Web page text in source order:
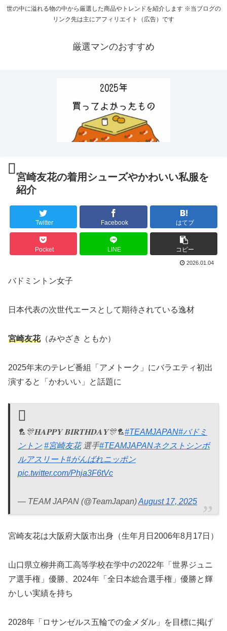
世の中に溢れる物の中から厳選した商品やトレンドを紹介します ※当ブログの
リンク先は主にアフィリエイト（広告）です
厳選マンのおすすめ
宮崎友花の着用シューズやかわいい私服を
紹介
Twitter Facebook はてブ
Pocket LINE コピー
2026.01.04
バドミントン女子
日本代表の次世代エースとして期待されている逸材
宮崎友花（みやざき ともか）
2025年末のテレビ番組「アメトーク」にバラエティ初出
演すると「かわいい」と話題に
🏸🎊𝐇𝐀𝐏𝐏𝐘 𝐁𝐈𝐑𝐓𝐇𝐃𝐀𝐘🎊🏸#TEAMJAPAN#バドミ
ントン #宮崎友花選手#TEAMJAPANネクストシンボ
ルアスリート#がんばれニッポン
pic.twitter.com/Phja3F6tVc
— TEAM JAPAN (@TeamJapan)August 17, 2025
宮崎友花は大阪府大阪市出身（生年月日2006年8月17日）
山口県立柳井商工高等学校在学中の2022年「世界ジュニ
ア選手権」優勝、2024年「全日本総合選手権」優勝と輝
かしい実績を持ち
2028年「ロサンゼルス五輪での金メダル」を目標に掲げ